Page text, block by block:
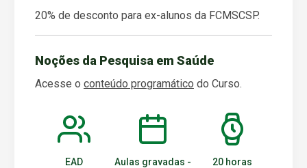
20% de desconto para ex-alunos da FCMSCSP.
Noções da Pesquisa em Saúde
Acesse o conteúdo programático do Curso.
EAD
Aulas gravadas -
20 horas